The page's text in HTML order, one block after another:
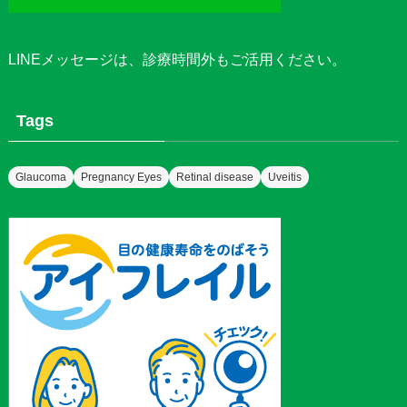
LINEメッセージは、診療時間外もご活用ください。
Tags
Glaucoma Pregnancy Eyes Retinal disease Uveitis